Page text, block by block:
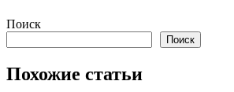
Перейти
содержимому
Поиск
Поиск
Похожие статьи